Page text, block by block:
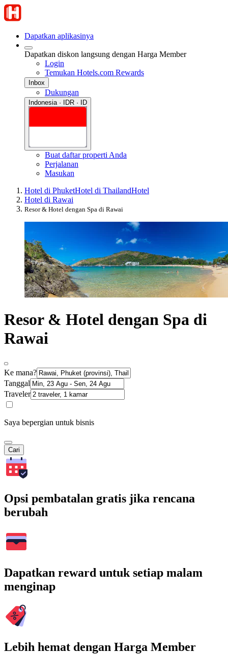
Dapatkan aplikasinya
Dapatkan diskon langsung dengan Harga Member
Login
Temukan Hotels.com Rewards
Inbox
Dukungan
Indonesia · IDR · ID
Buat daftar properti Anda
Perjalanan
Masukan
Hotel di PhuketHotel di ThailandHotel
Hotel di Rawai
Resor & Hotel dengan Spa di Rawai
Resor & Hotel dengan Spa di
Rawai
Ke mana?
Tanggal
Traveler
Saya bepergian untuk bisnis
Cari
Opsi pembatalan gratis jika rencana
berubah
Dapatkan reward untuk setiap malam
menginap
Lebih hemat dengan Harga Member